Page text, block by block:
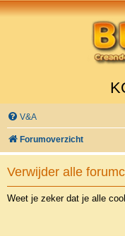
V&A
Forumoverzicht
Verwijder alle
Weet je zeker dat je alle